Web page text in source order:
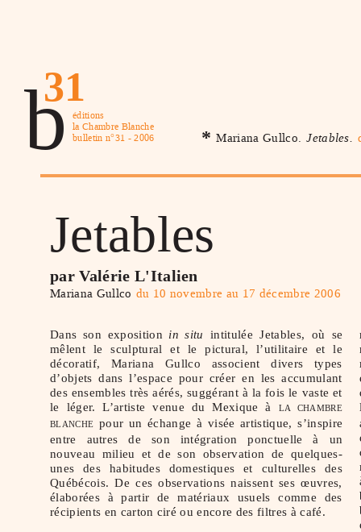
b31
éditions
la Chambre Blanche
bulletin n°31 - 2006
* Mariana Gullco. Jetables.
Jetables
par Valérie L'Italien
Mariana Gullco du 10 novembre au 17 décembre 2006
Dans son exposition in situ
intitulée Jetables, où se
mêlent le sculptural et le pictural, l’utilitaire et le
décoratif, Mariana Gullco associent divers types
d’objets dans l’espace pour créer en les accumulant
des ensembles très aérés, suggérant à la fois le vaste et
le léger. L’artiste venue du Mexique à
LA CHAMBRE
BLANCHE
pour un échange à visée artistique, s’inspire
entre autres de son intégration ponctuelle à un
nouveau milieu et de son observation de quelques-
unes des habitudes domestiques et culturelles des
Québécois. De ces observations naissent ses œuvres,
élaborées à partir de matériaux usuels comme des
récipients en carton ciré ou encore des filtres à café.